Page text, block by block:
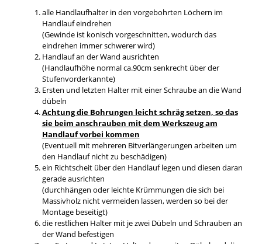
alle Handlaufhalter in den vorgebohrten Löchern im
Handlauf eindrehen
(Gewinde ist konisch vorgeschnitten, wodurch das
eindrehen immer schwerer wird)
Handlauf an der Wand ausrichten
(Handlaufhöhe normal ca.90cm senkrecht über der
Stufenvorderkannte)
Ersten und letzten Halter mit einer Schraube an die Wand
dübeln
Achtung die Bohrungen leicht schräg setzen, so das
sie beim anschrauben mit dem Werkszeug am
Handlauf vorbei kommen
(Eventuell mit mehreren Bitverlängerungen arbeiten um
den Handlauf nicht zu beschädigen)
ein Richtscheit über den Handlauf legen und diesen daran
gerade ausrichten
(durchhängen oder leichte Krümmungen die sich bei
Massivholz nicht vermeiden lassen, werden so bei der
Montage beseitigt)
die restlichen Halter mit je zwei Dübeln und Schrauben an
der Wand befestigen